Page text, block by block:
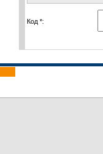
Код *: